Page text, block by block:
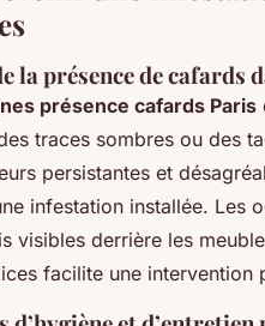
la présence de cafards
présence cafards Paris
traces sombres ou des
persistantes et
infestation installée.
visibles derrière les
facilite une intervention